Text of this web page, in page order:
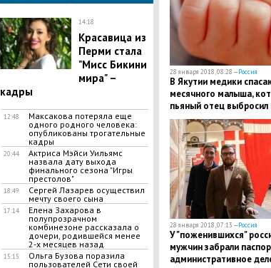
14:18
Красавица из
Перми стала
"Мисс Бикини
мира" –
кадры
12:48
Максакова потеряла еще
одного родного человека:
опубликованы трогательные
кадры
20:44
Актриса Мэйси Уильямс
назвала дату выхода
финального сезона "Игры
престолов"
18:49
​Сергей Лазарев осуществил
мечту своего сына
17:14
​Елена Захарова в
полупрозрачном
комбинезоне рассказала о
дочери, родившейся менее
2-х месяцев назад
15:15
​Ольга Бузова поразила
пользователей Сети своей
28 января 2018, 08:28 —Россия
В Якутии медики
месячного малыша,
пьяный отец выбросил
28 января 2018, 07:13 —Россия
У "поженившихся"
мужчин забрали
административное